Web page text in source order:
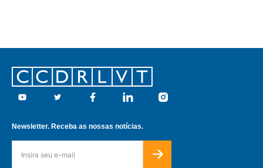
Footer
Youtube Twitter Facebook Linkedin Instagram
Newsletter. Receba as nossas notícias.